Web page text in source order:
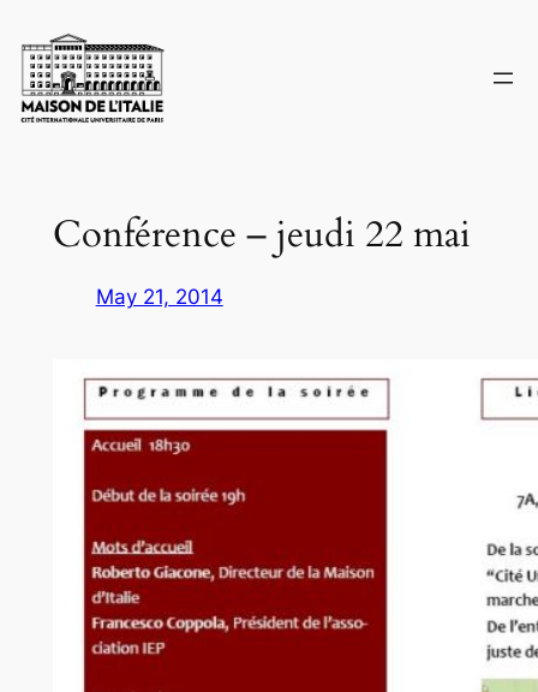
to
content
Conférence – jeudi 22 mai
May 21, 2014